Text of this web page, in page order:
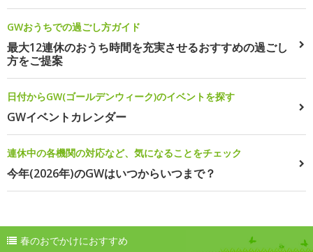
GWおうちでの過ごし方ガイド
最大12連休のおうち時間を充実させるおすすめの過ごし
方をご提案
日付からGW(ゴールデンウィーク)のイベントを探す
GWイベントカレンダー
連休中の各機関の対応など、気になることをチェック
今年(2026年)のGWはいつからいつまで？
春のおでかけにおすすめ